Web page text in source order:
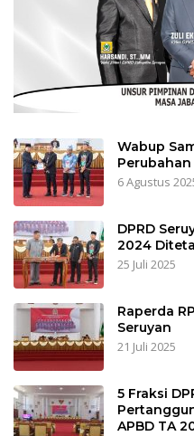
Wabup
Perubahan
6 Agustus
DPRD
2024
25 Juli 2025
Raperda
Seruyan
21 Juli 2025
5 Fraksi
APBD TA